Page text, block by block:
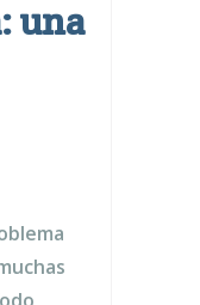
una